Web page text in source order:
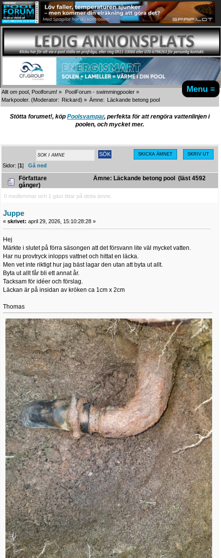
Menu ≡
Allt om pool, Poolforum! » PoolForum - swimmingpooler »
Markpooler. (Moderator: Rickard) » Ämne: Läckande betong pool
Stötta forumet!, köp Poolsvampar, perfekta för att rengöra vattenlinjen i
poolen, och mycket mer.
SKICKA ÄMNET SKRIV UT
Sidor: [1]Gå ned
Författare
Ämne: Läckande betong pool (läst 4592
gånger)
0 medlemmar och 1 gäst tittar på detta ämne.
Juppe
« skrivet: april 29, 2026, 15:10:28:28 »
Hej
Märkte i slutet på förra säsongen att det försvann lite väl mycket vatten.
Har nu provtryck inlopps vattnet och hittat en läcka.
Men vet inte riktigt hur jag bäst lagar den utan att byta ut allt.
Byta ut allt får bli ett annat år.
Tacksam för idéer och förslag.
Läckan är på insidan av kröken ca 1cm x 2cm
Thomas